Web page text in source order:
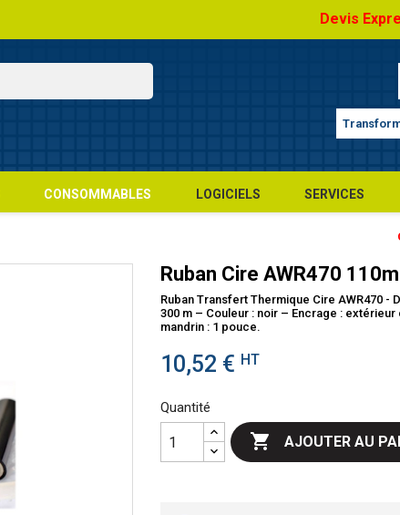
Devis
CONSOMMABLES LOGICIELS SERVICES
Ruban Cire AWR470
Ruban Transfert Thermique Cire AWR470 -
300 m – Couleur : noir – Encrage :
mandrin : 1 pouce.
10,52 € HT
Quantité
 AJOUTER AU